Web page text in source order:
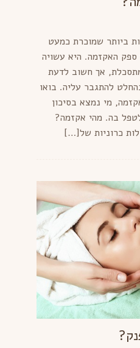
ביותר שמוכרת כמעט
ספק האקזמה. היא עשויה
אך חשוב לדעת
להתגבר עליה. בואו
מי נמצא בסיכון
בה. מהי אקזמה?
כרוניות של[…]